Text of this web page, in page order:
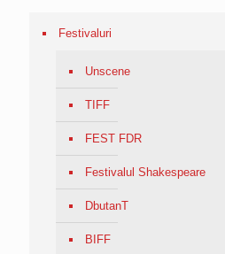
Festivaluri
Unscene
TIFF
FEST FDR
Festivalul Shakespeare
DbutanT
BIFF